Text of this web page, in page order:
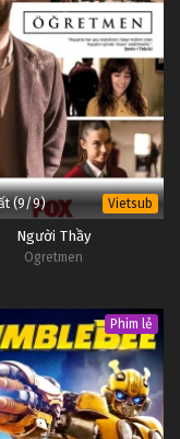
(9/9) Vietsub
Người Thầy
Ogretmen
Phim lẻ